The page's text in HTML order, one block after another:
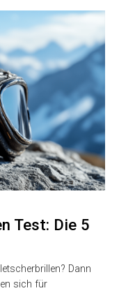
Test: Die 5
Dann
sich für